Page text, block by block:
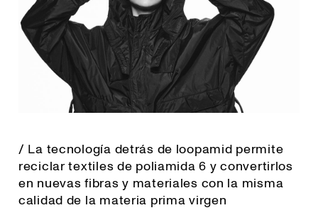
/ La tecnología detrás de loopamid permite
reciclar textiles de poliamida 6 y convertirlos
en nuevas fibras y materiales con la misma
calidad de la materia prima virgen